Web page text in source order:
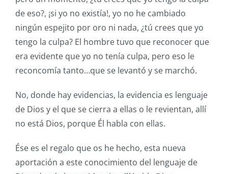
de eso?, ¡si yo no existía!, yo no he cambiado
ningún espejito por oro ni nada, ¿tú crees que yo
tengo la culpa? El hombre tuvo que reconocer que
era evidente que yo no tenía culpa, pero eso le
reconcomía tanto…que se levantó y se marchó.
No, donde hay evidencias, la evidencia es lenguaje
de Dios y el que se cierra a ellas o le revientan, allí
no está Dios, porque Él habla con ellas.
Ése es el regalo que os he hecho, esta nueva
aportación a este conocimiento del lenguaje de